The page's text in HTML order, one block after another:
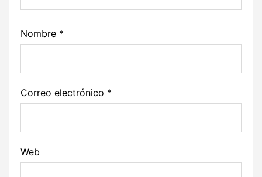
Nombre *
Correo electrónico *
Web